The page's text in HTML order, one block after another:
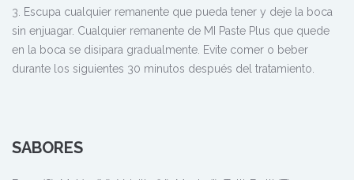
3. Escupa cualquier remanente que pueda tener y deje la boca
sin enjuagar. Cualquier remanente de MI Paste Plus que quede
en la boca se disipara gradualmente. Evite comer o beber
durante los siguientes 30 minutos después del tratamiento.
SABORES